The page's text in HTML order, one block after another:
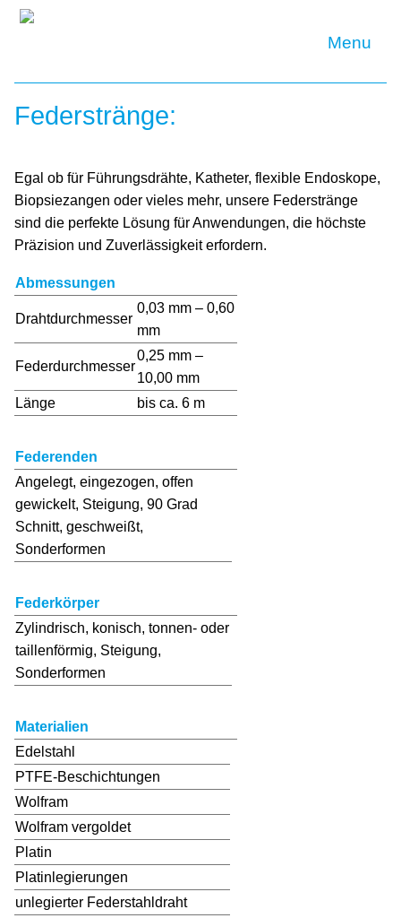
Historie
Philosophie
Standort
Team/Ansprechpartner
Produkte
Leistungen
Oberflächenbehandlung
Spezialbearbeitung
Verpackung
Reinigung
Sonstige Leistungen
Karriere
Downloads
Suche AGB Datenschutz
DE /
EN
Federstränge:
Egal ob für Führungsdrähte, Katheter, flexible Endoskope,
Biopsiezangen oder vieles mehr, unsere Federstränge
sind die perfekte Lösung für Anwendungen, die höchste
Präzision und Zuverlässigkeit erfordern.
Abmessungen
Drahtdurchmesser
0,03 mm – 0,60
mm
Federdurchmesser
0,25 mm –
10,00 mm
Länge
bis ca. 6 m
Federenden
Angelegt, eingezogen, offen
gewickelt, Steigung, 90 Grad
Schnitt, geschweißt,
Sonderformen
Federkörper
Zylindrisch, konisch, tonnen- oder
taillenförmig, Steigung,
Sonderformen
Materialien
Edelstahl
PTFE-Beschichtungen
Wolfram
Wolfram vergoldet
Platin
Platinlegierungen
unlegierter Federstahldraht